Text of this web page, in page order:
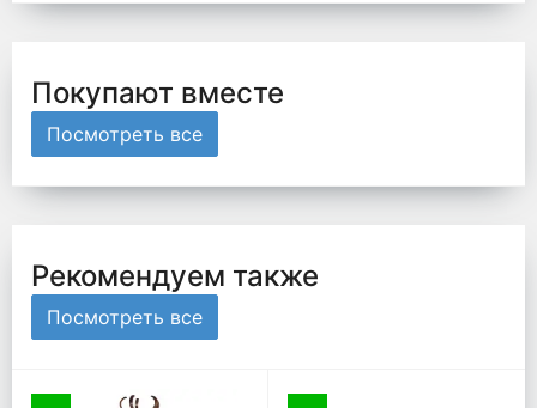
Покупают вместе
Посмотреть все
Рекомендуем также
Посмотреть все